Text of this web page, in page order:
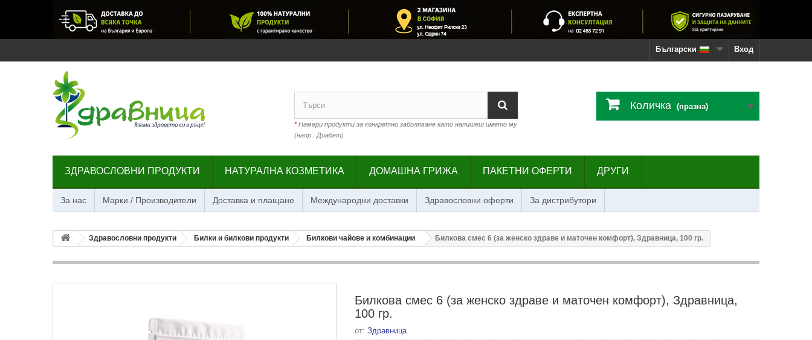
Вход
Български
*Намери продукти за конкретно заболяване като напишеш името му
(напр.: Диабет)
Количка (празна)
ЗДРАВОСЛОВНИ ПРОДУКТИ НАТУРАЛНА КОЗМЕТИКА ДОМАШНА ГРИЖА ПАКЕТНИ ОФЕРТИ ДРУГИ
За нас Марки / Производители Доставка и плащане Международни доставки Здравословни оферти За дистрибутори
Здравословни продукти Билки и билкови продукти Билкови чайове и комбинации Билкова смес 6 (за женско здраве и маточен комфорт), Здравница, 100 гр.
Билкова смес 6 (за женско здраве и маточен комфорт), Здравница,
100 гр.
от: Здравница